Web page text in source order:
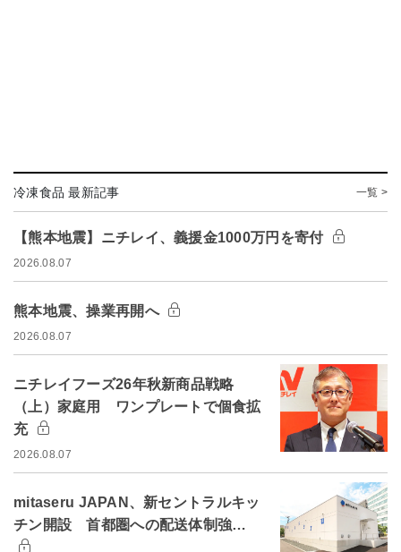
冷凍食品 最新記事 一覧 >
【熊本地震】ニチレイ、義援金1000万円を寄付
2026.08.07
熊本地震、操業再開へ
2026.08.07
ニチレイフーズ26年秋新商品戦略
（上）家庭用 ワンプレートで個食拡
充
2026.08.07
mitaseru JAPAN、新セントラルキッ
チン開設 首都圏への配送体制強…